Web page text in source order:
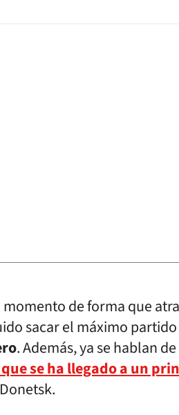
momento de forma que
sacar el máximo
. Además, ya se hablan
se ha llegado a un